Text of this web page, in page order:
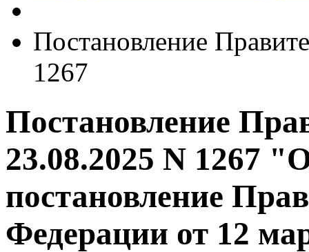
Постановление
1267
Постановление
23.08.2025 N 1267
постановление
Федерации от 12